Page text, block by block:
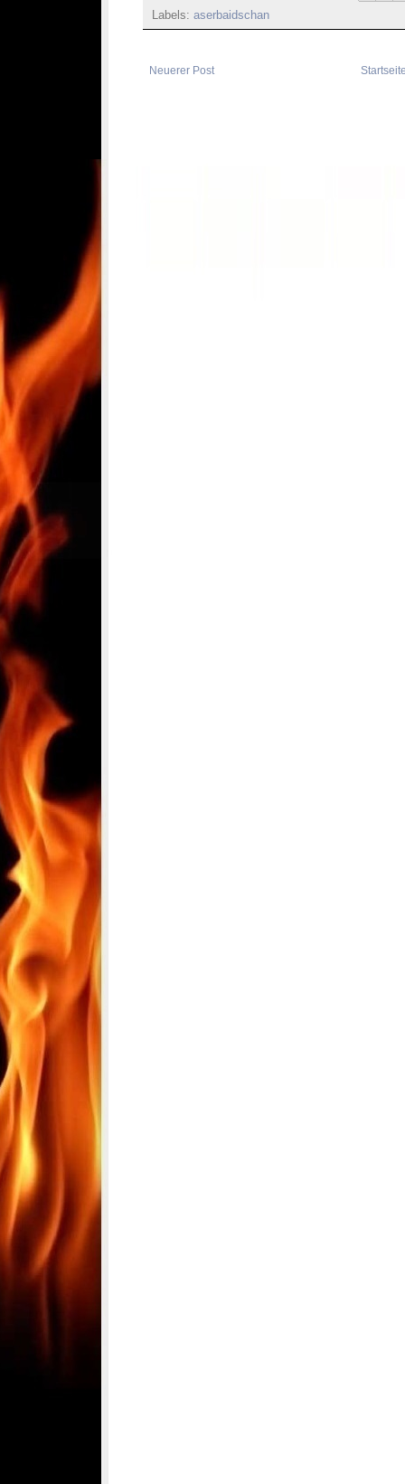
Labels: aserbaidschan
Neuerer Post